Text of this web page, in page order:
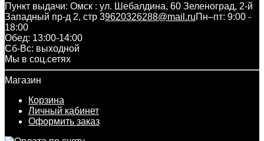
Пункт выдачи: Омск : ул. Шебалдина, 60 Зеленоград, 2-й
Западный пр-д 2, стр 39620326288@mail.ruПн–пт: 9:00 -
18:00
Обед: 13:00-14:00
Cб-Вс: выходной
Мы в соц.сетях
Магазин
Корзина
Личный кабинет
Оформить заказ